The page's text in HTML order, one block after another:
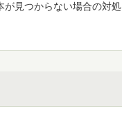
が見つからない場合の対処